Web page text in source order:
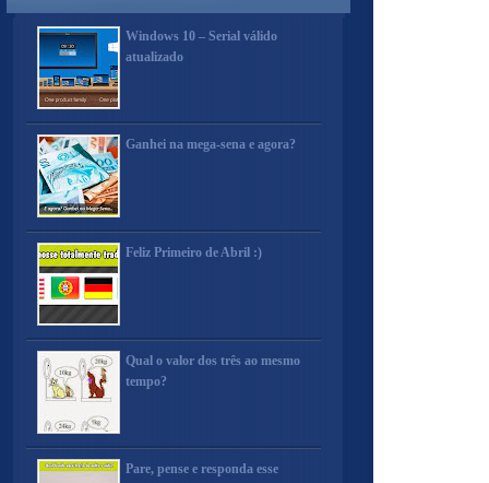
Windows 10 – Serial válido
atualizado
Ganhei na mega-sena e agora?
Feliz Primeiro de Abril :)
Qual o valor dos três ao mesmo
tempo?
Pare, pense e responda esse